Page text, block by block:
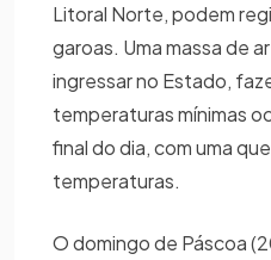
Litoral Norte, podem
garoas. Uma massa de
ingressar no Estado,
temperaturas mínimas
final do dia, com uma
temperaturas.
O domingo de Páscoa